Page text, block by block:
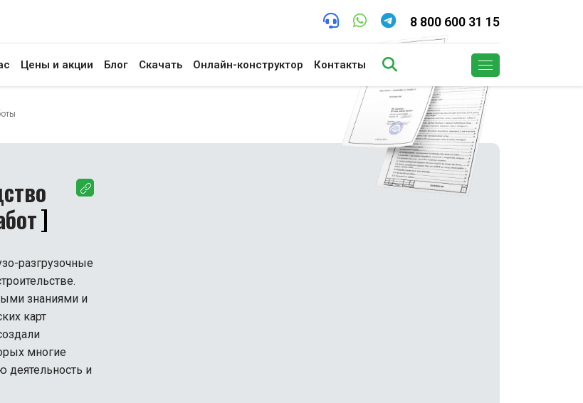
8 800 600 31 15
Цены и акции Блог Скачать Онлайн-конструктор Контакты
разгрузочные
знаниями и
карт
многие
и